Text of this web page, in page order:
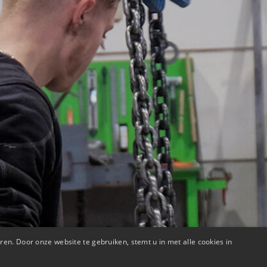
Door onze website te gebruiken, stemt u in met alle cookies in